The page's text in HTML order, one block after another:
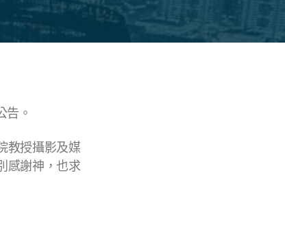
告。
教授攝影及媒
感謝神，也求